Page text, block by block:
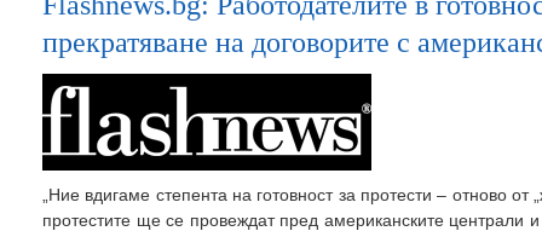
прекратяване на договорите с
„Ние вдигаме степента на готовност за протести – отново
протестите ще се провеждат пред американските